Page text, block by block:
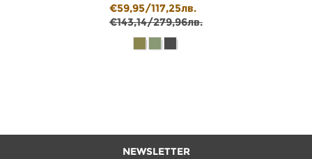
€59,95/117,25лв.
€143,14/279,96лв.
NEWSLETTER